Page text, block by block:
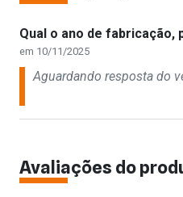
Qual o ano de fabricação,
em 10/11/2025
Aguardando resposta do
Avaliações do